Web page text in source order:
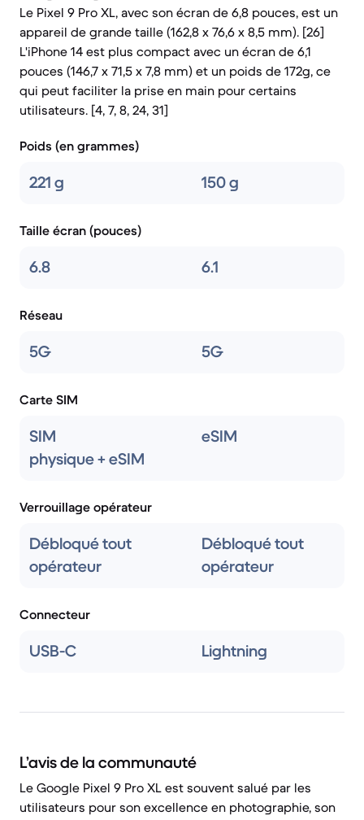
Le Pixel 9 Pro XL, avec son écran de 6,8 pouces, est un
appareil de grande taille (162,8 x 76,6 x 8,5 mm). [26]
L'iPhone 14 est plus compact avec un écran de 6,1
pouces (146,7 x 71,5 x 7,8 mm) et un poids de 172g, ce
qui peut faciliter la prise en main pour certains
utilisateurs. [4, 7, 8, 24, 31]
Poids (en grammes)
221 g 150 g
Taille écran (pouces)
6.8 6.1
Réseau
5G 5G
Carte SIM
SIM
physique + eSIM
eSIM
Verrouillage opérateur
Débloqué tout
opérateur
Débloqué tout
opérateur
Connecteur
USB-C Lightning
L’avis de la communauté
Le Google Pixel 9 Pro XL est souvent salué par les
utilisateurs pour son excellence en photographie, son